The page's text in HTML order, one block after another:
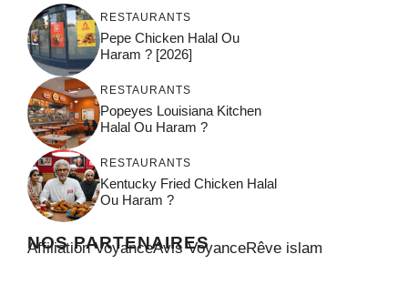
RESTAURANTS
Pepe Chicken Halal Ou
Haram ? [2026]
RESTAURANTS
Popeyes Louisiana Kitchen
Halal Ou Haram ?
RESTAURANTS
Kentucky Fried Chicken Halal
Ou Haram ?
NOS PARTENAIRES
Affiliation VoyanceAvis VoyanceRêve islam